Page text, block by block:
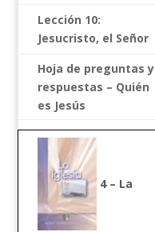
Lección 10:
Jesucristo, el Señor
Hoja de preguntas y
respuestas – Quién
es Jesús
4 – La